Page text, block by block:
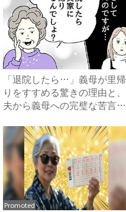
「退院したら…」義母が里帰
りをすすめる驚きの理由と、
夫から義母への完璧な苦言
Promoted